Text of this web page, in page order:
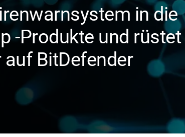
in die
-Produkte und rüstet
auf BitDefender